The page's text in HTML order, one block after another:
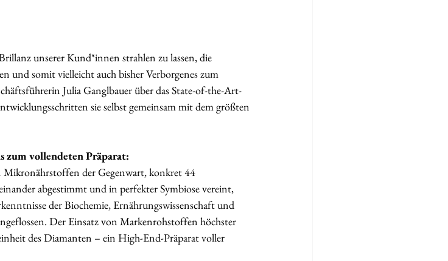
unserer Kund*innen strahlen zu lassen, die
und somit vielleicht auch bisher Verborgenes zum
Julia Ganglbauer über das State-of-the-Art-
sie selbst gemeinsam mit dem größten
zum vollendeten Präparat:
der Gegenwart, konkret 44
abgestimmt und in perfekter Symbiose vereint,
der Biochemie, Ernährungswissenschaft und
Der Einsatz von Markenrohstoffen höchster
des Diamanten – ein High-End-Präparat voller